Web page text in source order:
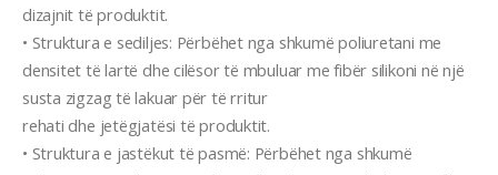
dizajnit të produktit.
• Struktura e sediljes: Përbëhet nga shkumë poliuretani me
densitet të lartë dhe cilësor të mbuluar me fibër silikoni në një
susta zigzag të lakuar për të rritur
rehati dhe jetëgjatësi të produktit.
• Struktura e jastëkut të pasmë: Përbëhet nga shkumë